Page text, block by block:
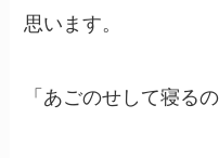
思います。
「あごのせして寝る